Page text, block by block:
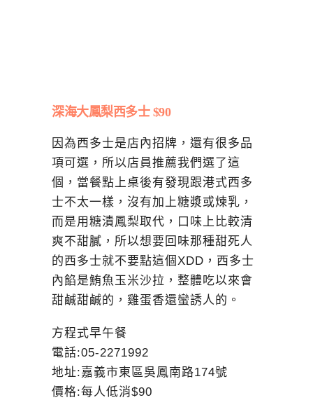
深海大鳳梨西多士 $90
因為西多士是店內招牌，還有很多品
項可選，所以店員推薦我們選了這
個，當餐點上桌後有發現跟港式西多
士不太一樣，沒有加上糖漿或煉乳，
而是用糖漬鳳梨取代，口味上比較清
爽不甜膩，所以想要回味那種甜死人
的西多士就不要點這個XDD，西多士
內餡是鮪魚玉米沙拉，整體吃以來會
甜鹹甜鹹的，雞蛋香還蠻誘人的。
方程式早午餐
電話:05-2271992
地址:嘉義市東區吳鳳南路174號
價格:每人低消$90